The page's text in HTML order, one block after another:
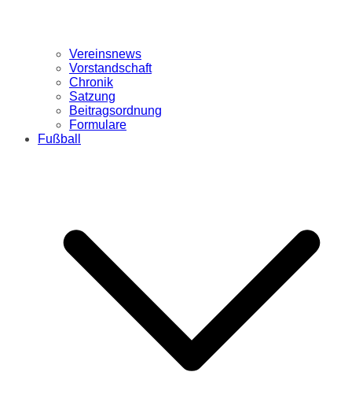
Vereinsnews
Vorstandschaft
Chronik
Satzung
Beitragsordnung
Formulare
Fußball